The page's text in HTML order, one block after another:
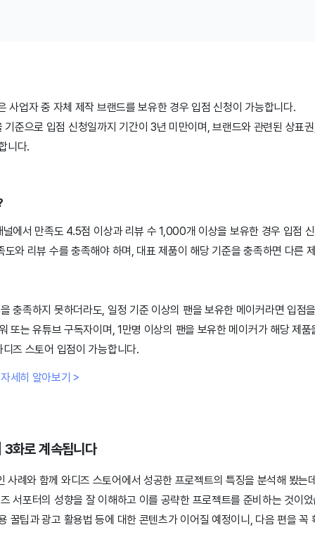
사업자 중 자체 제작 브랜드를 보유한 경우 입점 신청이 가능합니다.
기준으로 입점 신청일까지 기간이 3년 미만이며, 브랜드와 관련된 상표
니다.
에서 만족도 4.5점 이상과 리뷰 수 1,000개 이상을 보유한 경우 입점
도와 리뷰 수를 충족해야 하며, 대표 제품이 해당 기준을 충족하면 다른
충족하지 못하더라도, 일정 기준 이상의 팬을 보유한 메이커라면 입점
또는 유튜브 구독자이며, 1만명 이상의 팬을 보유한 메이커가 해당 제
즈 스토어 입점이 가능합니다.
세히 알아보기 >
화로 계속됩니다
사례와 함께 와디즈 스토어에서 성공한 프로젝트의 특징을 분석해 봤는
서포터의 성향을 잘 이해하고 이를 공략한 프로젝트를 준비하는 것이
꿀팁과 광고 활용법 등에 대한 콘텐츠가 이어질 예정이니, 다음 편을 꼭